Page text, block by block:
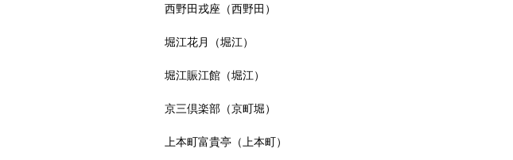
西野田戎座（西野田）
堀江花月（堀江）
堀江賑江館（堀江）
京三倶楽部（京町堀）
上本町富貴亭（上本町）